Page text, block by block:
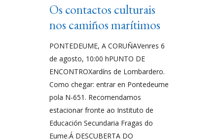
Os contactos culturais
nos camiños marítimos
PONTEDEUME, A CORUÑAVenres 6
de agosto, 10:00 hPUNTO DE
ENCONTROXardíns de Lombardero.
Como chegar: entrar en Pontedeume
pola N-651. Recomendamos
estacionar fronte ao Instituto de
Educación Secundaria Fragas do
Eume.Á DESCUBERTA DO